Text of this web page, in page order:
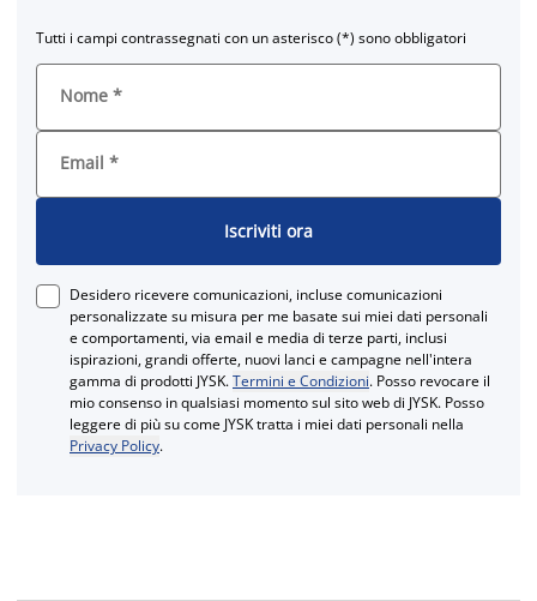
Tutti i campi contrassegnati con un asterisco (*) sono obbligatori
Nome *
Email *
Iscriviti ora
Desidero ricevere comunicazioni, incluse comunicazioni
personalizzate su misura per me basate sui miei dati personali
e comportamenti, via email e media di terze parti, inclusi
ispirazioni, grandi offerte, nuovi lanci e campagne nell'intera
gamma di prodotti JYSK.Termini e Condizioni. Posso revocare il
mio consenso in qualsiasi momento sul sito web di JYSK. Posso
leggere di più su come JYSK tratta i miei dati personali nella
Privacy Policy.